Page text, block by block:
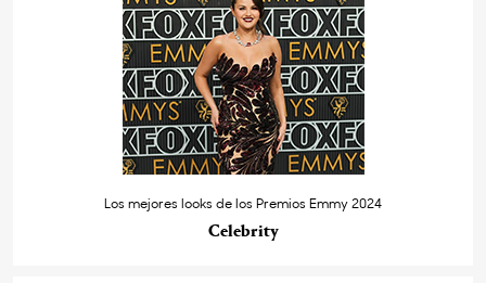
Los mejores looks de los Premios Emmy 2024
Celebrity